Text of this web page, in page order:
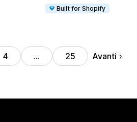
Built for Shopify
4 … 25 Avanti